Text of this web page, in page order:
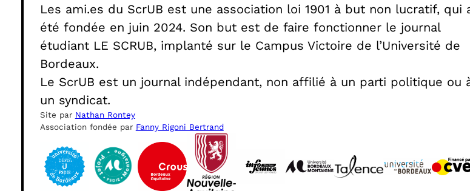
Les ami.es du ScrUB est une association loi 1901 à but non lucratif, qui
été fondée en juin 2024. Son but est de faire fonctionner le journal
étudiant LE SCRUB, implanté sur le Campus Victoire de l’Université de
Bordeaux.
Le ScrUB est un journal indépendant, non affilié à un parti politique ou
un syndicat.
Site par Nathan Rontey
Association fondée par Fanny Rigoni Bertrand